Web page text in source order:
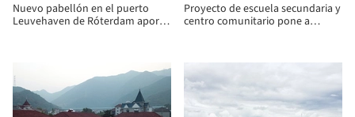
Nuevo pabellón en el puerto
Leuvehaven de Róterdam aporta
Proyecto de escuela secundaria y
centro comunitario pone a